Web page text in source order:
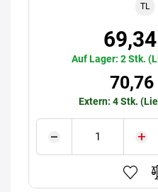
TL
Auf Lager: 2 Stk.
70,76
Extern: 4 Stk.